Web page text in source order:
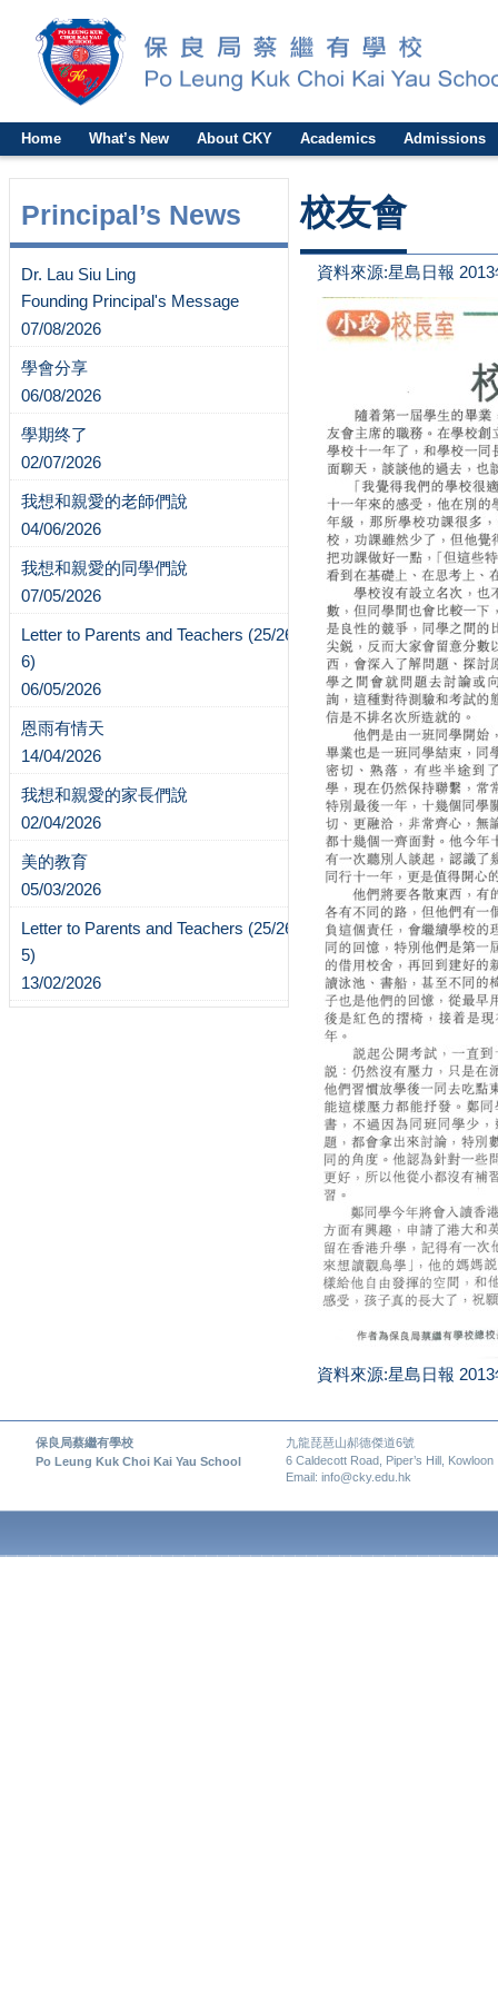
Home What’s New About CKY Academics Admissions
Principal’s News
Dr. Lau Siu Ling
Founding Principal's Message
07/08/2026
學會分享
06/08/2026
學期终了
02/07/2026
我想和親愛的老師們說
04/06/2026
我想和親愛的同學們說
07/05/2026
Letter to Parents and Teachers (25/26-
6)
06/05/2026
恩雨有情天
14/04/2026
我想和親愛的家長們說
02/04/2026
美的教育
05/03/2026
Letter to Parents and Teachers (25/26-
5)
13/02/2026
校友會
資料來源:星島日報
資料來源:星島日報
保良局蔡繼有學校
九龍琵琶山郝德傑道6號
Po Leung Kuk Choi Kai Yau School
6 Caldecott Road, Piper’s Hill, Kowloon
Email: info@cky.edu.hk